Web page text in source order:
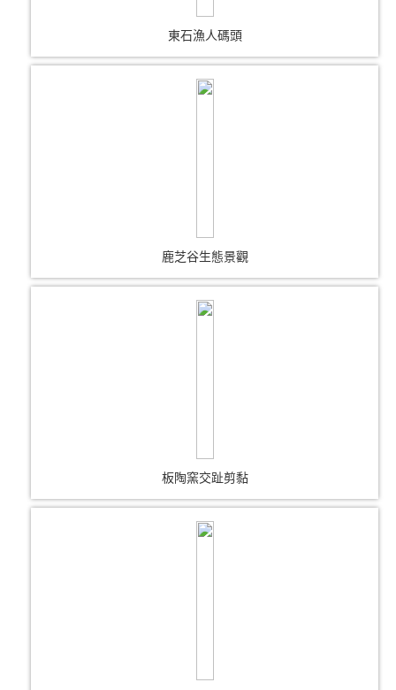
東石漁人碼頭
鹿芝谷生態景觀
板陶窯交趾剪黏